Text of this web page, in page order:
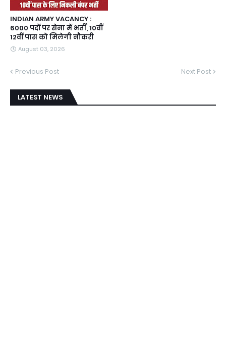
INDIAN ARMY VACANCY :
6000 पदों पर सेना में भर्ती, 10वीं
12वीं पास को मिलेगी नौकरी
August 03, 2026
Previous Post Next Post
LATEST NEWS